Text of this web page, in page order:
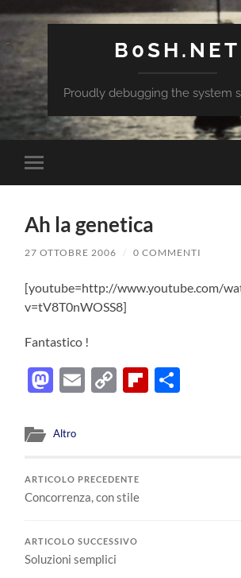
B0SH.NET
Proudly debugging the system
Attiva/disattiva
il
sui
dispositivi
Ah la genetica
27 OTTOBRE 2006 / 0 COMMENTI
[youtube=http://www.youtube.com/
v=tV8T0nWOSS8]
Fantastico !
Mastodon
EmailCopyFlipboard
Altro
ARTICOLO PRECEDENTE
Concorrenza, con stile
ARTICOLO SUCCESSIVO
Soluzioni semplici